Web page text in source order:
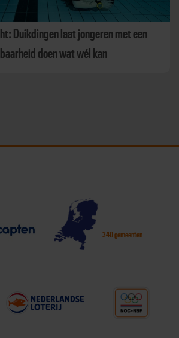
Duikdingen laat jongeren met een
doen wat wél kan
340 gemeenten